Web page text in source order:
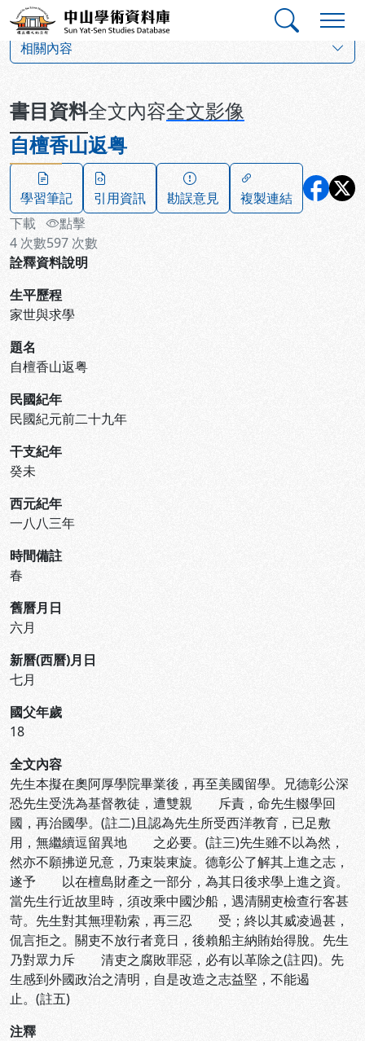
跳到主要內容
中山學術資料庫
相關內容
書目資料全文內容全文影像
自檀香山返粤
學習筆記 引用資訊 勘誤意見
複製連結
下載
4 次數
點擊
597 次數
詮釋資料說明
生平歷程
家世與求學
題名
自檀香山返粤
民國紀年
民國紀元前二十九年
干支紀年
癸未
西元紀年
一八八三年
時間備註
春
舊曆月日
六月
新曆(西曆)月日
七月
國父年歲
18
全文內容
先生本擬在奧阿厚學院畢業後，再至美國留學。兄德彰公深
恐先生受洗為基督教徒，遭雙親 斥責，命先生輟學回
國，再治國學。(註二)且認為先生所受西洋教育，已足敷
用，無繼續逗留異地 之必要。(註三)先生雖不以為然，
然亦不願拂逆兄意，乃束裝東旋。德彰公了解其上進之志，
遂予 以在檀島財產之一部分，為其日後求學上進之資。
當先生行近故里時，須改乘中國沙船，遇清關吏檢查行客甚
苛。先生對其無理勒索，再三忍 受；終以其威凌過甚，
侃言拒之。關吏不放行者竟日，後賴船主納賄始得脫。先生
乃對眾力斥 清吏之腐敗罪惡，必有以革除之(註四)。先
生感到外國政治之清明，自是改造之志益堅，不能遏
止。(註五)
注釋